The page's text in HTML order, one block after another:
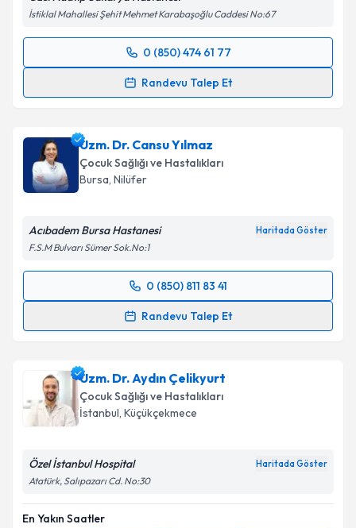
İstiklal Mahallesi Şehit Mehmet Karabaşoğlu Caddesi No:67
0 (850) 474 61 77
Randevu Talep Et
Randevu Takvimi Talebi
takvim hazırlandığında e-posta ile bilgilendireceğiz.
E-posta Adresiniz
Kişisel verilerimin işlenmesine ilişkin
Metni'ni okudum ve kişisel verilerimin belirtilen
kapsamda işlenmesini kabul ediyorum.
Takvim Talebini Gönder
Uzm. Dr. Cansu Yılmaz
Çocuk Sağlığı ve Hastalıkları
Bursa, Nilüfer
Acıbadem Bursa Hastanesi Haritada Göster
F.S.M Bulvarı Sümer Sok.No:1
0 (850) 811 83 41
Randevu Talep Et
Randevu Takvimi Talebi
takvim hazırlandığında e-posta ile bilgilendireceğiz.
E-posta Adresiniz
Kişisel verilerimin işlenmesine ilişkin
Metni'ni okudum ve kişisel verilerimin belirtilen
kapsamda işlenmesini kabul ediyorum.
Uzm. Dr. Aydın Çelikyurt
Çocuk Sağlığı ve Hastalıkları
İstanbul, Küçükçekmece
Özel İstanbul Hospital Haritada Göster
Atatürk, Salıpazarı Cd. No:30
En Yakın Saatler